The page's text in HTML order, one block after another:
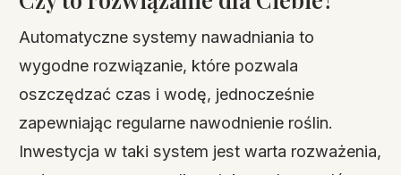
Automatyczne systemy nawadniania to
wygodne rozwiązanie, które pozwala
oszczędzać czas i wodę, jednocześnie
zapewniając regularne nawodnienie roślin.
Inwestycja w taki system jest warta rozważenia,